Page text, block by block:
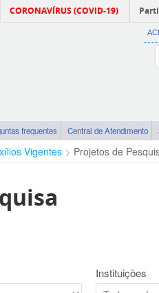
CORONAVÍRUS (COVID-19)
frequentes Central de Atendimento
Vigentes Projetos de
Instituições